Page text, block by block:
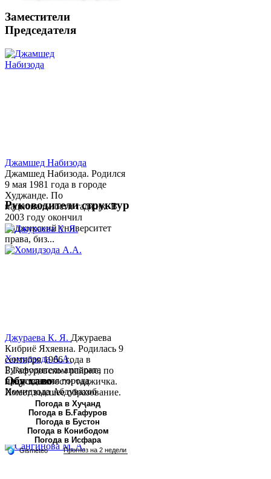
Заместители
Председателя
Джамшед Набизода
Джамшед Набизода. Родился
9 мая 1981 года в городе
Худжанде. По
национальности таджик. В
2003 году окончил
Таджикский университет
права, биз...
Хомидзода А.А.
Руководитель аппарата
председателя города
Хомидзода Абдувахоб
Абдумаджид родился 8
июня 1978 года в городе
Худжанде. По
национальности...
Руководители структур
Джураева К. Я. Джураева
Кибриё Яхяевна. Родилась 9
сентября 1966 года в
Б.Гафуровском районе, по
национальности таджичка.
Имеет высшее образование.
В 1997 ...
Обу хаво
Погода в Хуҷанд
Погода в Б.Ғафуров
Погода в Бустон
Погода в Конибодом
Погода в Исфара